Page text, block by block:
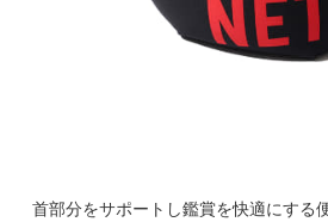
首部分をサポートし鑑賞を快適にする